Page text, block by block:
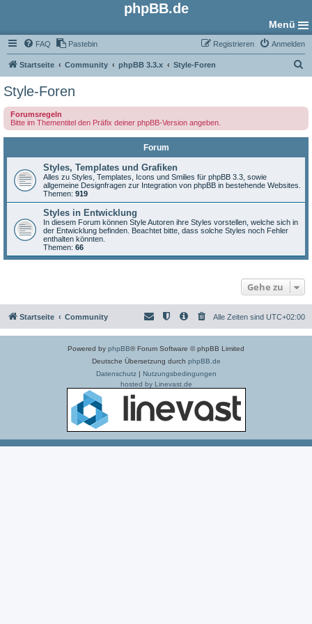
phpBB.de
Menü
FAQ Pastebin Anmelden
Registrieren
Startseite Community phpBB 3.3.x Style-Foren
e
Style-Foren
Forumsregeln
Bitte im Thementitel den Präfix deiner phpBB-Version angeben.
Forum
Styles, Templates und Grafiken
Alles zu Styles, Templates, Icons und Smilies für phpBB 3.3, sowie
allgemeine Designfragen zur Integration von phpBB in bestehende Websites.
Themen: 919
Styles in Entwicklung
In diesem Forum können Style Autoren ihre Styles vorstellen, welche sich in
der Entwicklung befinden. Beachtet bitte, dass solche Styles noch Fehler
enthalten könnten.
Themen: 66
Gehe zu
Startseite Community Alle Zeiten sind UTC+02:00
Powered by phpBB® Forum Software © phpBB Limited
Deutsche Übersetzung durch phpBB.de
Datenschutz| Nutzungsbedingungen
hosted by Linevast.de